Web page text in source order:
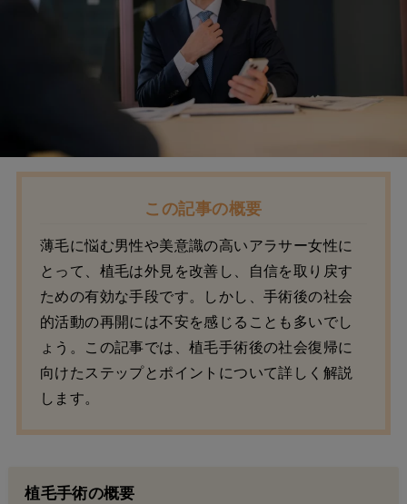
この記事の概要
薄毛に悩む男性や美意識の高いアラサー女性に
とって、植毛は外見を改善し、自信を取り戻す
ための有効な手段です。しかし、手術後の社会
的活動の再開には不安を感じることも多いでし
ょう。この記事では、植毛手術後の社会復帰に
向けたステップとポイントについて詳しく解説
します。
植毛手術の概要